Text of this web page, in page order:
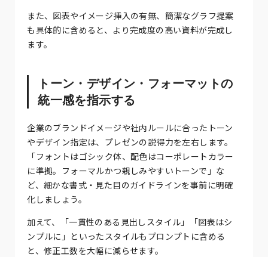
また、図表やイメージ挿入の有無、簡潔なグラフ提案
も具体的に含めると、より完成度の高い資料が完成し
ます。
トーン・デザイン・フォーマットの
統一感を指示する
企業のブランドイメージや社内ルールに合ったトーン
やデザイン指定は、プレゼンの説得力を左右します。
「フォントはゴシック体、配色はコーポレートカラー
に準拠。フォーマルかつ親しみやすいトーンで」な
ど、細かな書式・見た目のガイドラインを事前に明確
化しましょう。
加えて、「一貫性のある見出しスタイル」「図表はシ
ンプルに」といったスタイルもプロンプトに含める
と、修正工数を大幅に減らせます。